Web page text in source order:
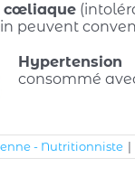
cœliaque
peuvent
Hypertension
consommé
- Nutritionniste |